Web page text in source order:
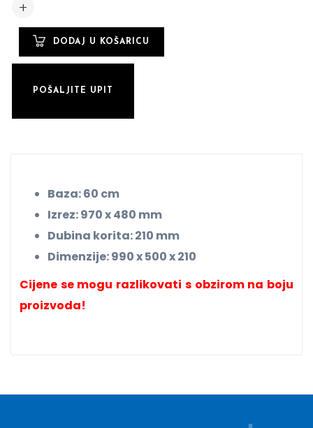
POŠALJITE UPIT
Baza: 60 cm
Izrez: 970 x 480 mm
Dubina korita: 210 mm
Dimenzije: 990 x 500 x 210
Cijene se mogu razlikovati s obzirom na boju
proizvoda!